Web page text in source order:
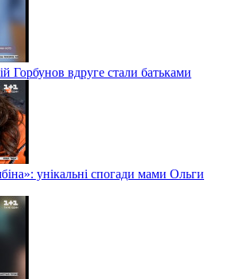
Горбунов вдруге стали батьками
унікальні спогади мами Ольги